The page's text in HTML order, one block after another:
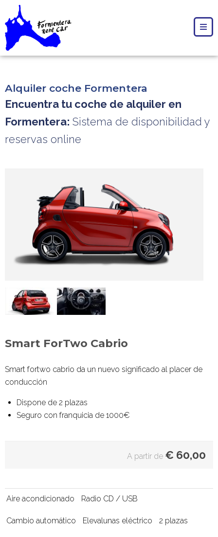
Alquiler coche Formentera
Encuentra tu coche de alquiler en
Formentera: Sistema de disponibilidad y
reservas online
Smart ForTwo Cabrio
Smart fortwo cabrio da un nuevo significado al placer de
conducción
Dispone de 2 plazas
Seguro con franquicia de 1000€
A partir de € 60,00
Aire acondicionado Radio CD / USB
Cambio automático Elevalunas eléctrico 2 plazas